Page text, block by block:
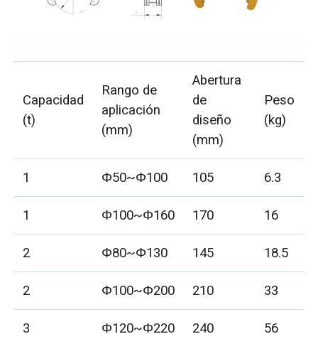
Capacidad
(t)
Rango de
aplicación
(mm)
Abertura
de
diseño
(mm)
Peso
(kg)
1 Φ50~Φ100 105
6.3
1
Φ100~Φ160 170
16
2
Φ80~Φ130 145
18.5
2
Φ100~Φ200 210
33
3
Φ120~Φ220 240
56